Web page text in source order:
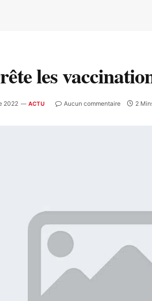
les
2022 ACTU Aucun commentaire 2